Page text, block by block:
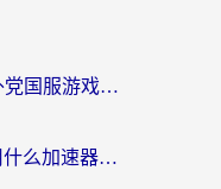
印度怎么玩公主连结？海外党国服游戏加速终极指南（附仙境传说RO重生细胞优化技巧）
国外玩LEGO Super Mario用什么加速器？2026海外玩家亲测有效指南